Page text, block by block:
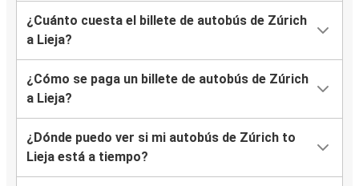
¿Cuánto cuesta el billete de autobús de Zúrich
a Lieja?
¿Cómo se paga un billete de autobús de Zúrich
a Lieja?
¿Dónde puedo ver si mi autobús de Zúrich to
Lieja está a tiempo?